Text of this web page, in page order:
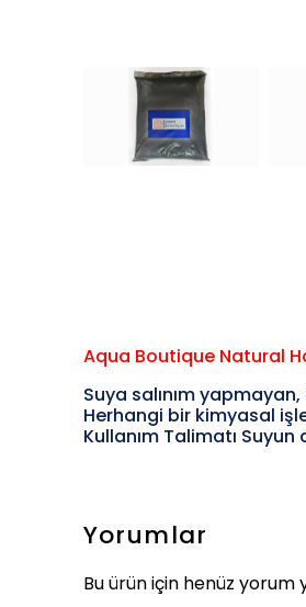
Aqua Boutique Natural
Suya salınım
Herhangi bir kimyasal
Kullanım Talimatı
Yorumlar
Bu ürün için henüz yorum